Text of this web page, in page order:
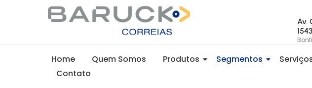
Av.
1543
Home Quem Somos Produtos Segmentos
Contato